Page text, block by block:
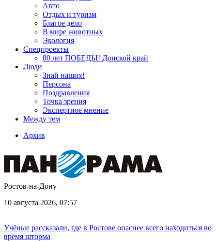
Авто
Отдых и туризм
Благое дело
В мире животных
Экология
Спецпроекты
80 лет ПОБЕДЫ! Донской край
Люди
Знай наших!
Персона
Поздравления
Точка зрения
Экспертное мнение
Между тем
Архив
Ростов-на-Дону
10 августа 2026, 07:57
Учёные рассказали, где в Ростове опаснее всего находиться во
время шторма